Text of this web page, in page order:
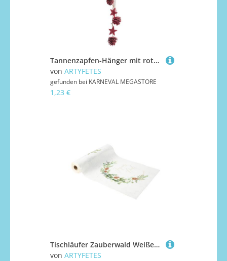
Tannenzapfen-Hänger mit rotem Glitzer und Sternen - 50 cm
von ARTYFETES
gefunden bei KARNEVAL MEGASTORE
1,23 €
Tischläufer Zauberwald Weißer Samt 28cm x 3m Frohe Weihnachten
von ARTYFETES